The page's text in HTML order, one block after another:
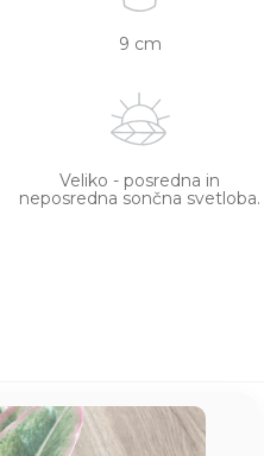
9 cm
Veliko - posredna in
neposredna sončna svetloba.